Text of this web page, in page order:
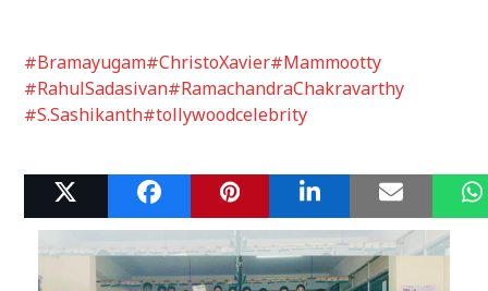
#Bramayugam#ChristoXavier#Mammootty
#RahulSadasivan#RamachandraChakravarthy
#S.Sashikanth#tollywoodcelebrity
Related Posts